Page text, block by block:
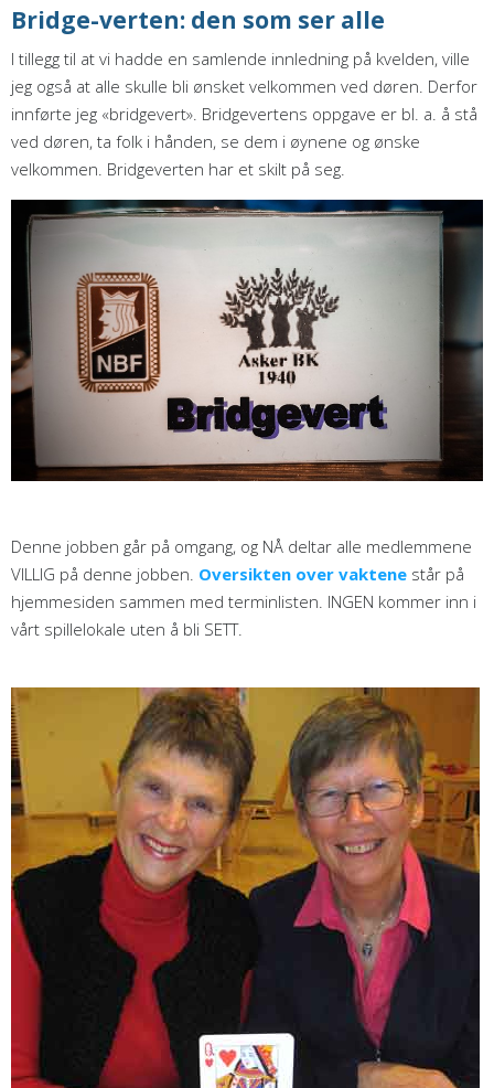
Bridge-verten: den som ser alle
I tillegg til at vi hadde en samlende innledning på kvelden, ville
jeg også at alle skulle bli ønsket velkommen ved døren. Derfor
innførte jeg «bridgevert». Bridgevertens oppgave er bl. a. å stå
ved døren, ta folk i hånden, se dem i øynene og ønske
velkommen. Bridgeverten har et skilt på seg.
Denne jobben går på omgang, og NÅ deltar alle medlemmene
VILLIG på denne jobben. Oversikten over vaktene står på
hjemmesiden sammen med terminlisten. INGEN kommer inn i
vårt spillelokale uten å bli SETT.